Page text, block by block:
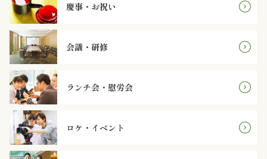
会
席
料
理
オ
ー
慶事・お祝い
会議・研修
ランチ会・慰労会
ロケ・イベント